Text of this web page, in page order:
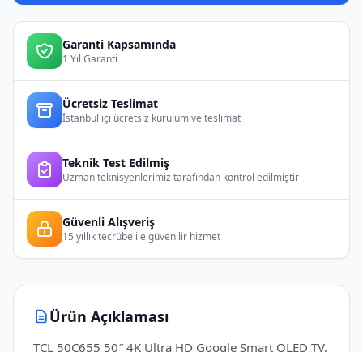
Ürün Açıklaması
TCL 50C655 50″ 4K Ultra HD Google Smart QLED TV,
Garanti Kapsamında
1 Yıl Garanti
Ücretsiz Teslimat
İstanbul içi ücretsiz kurulum ve teslimat
Teknik Test Edilmiş
Uzman teknisyenlerimiz tarafından kontrol edilmiştir
Güvenli Alışveriş
15 yıllık tecrübe ile güvenilir hizmet